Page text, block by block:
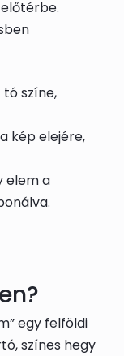
színe,
kép elejére,
elem a
egy felföldi
színes hegy